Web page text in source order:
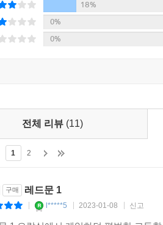
18%
0%
0%
전체 리뷰 (11)
1 2
구매 레드문 1
l*****5 2023-01-08 신고